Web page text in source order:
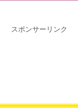
スポンサーリンク